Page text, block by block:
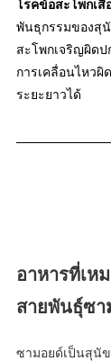
โรคข้อสะโพกเสื่
พันธุกรรมของสุ
สะโพกเจริญผิดป
การเคลื่อนไหวผิ
ระยะยาวได้
อาหารที่เห
สายพันธุ์ซา
ซามอยด์เป็นสุนั